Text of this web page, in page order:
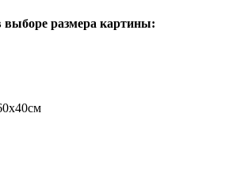
размера картины: